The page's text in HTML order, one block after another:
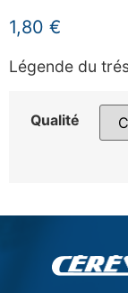
1,80 €
Légende du
Qualité